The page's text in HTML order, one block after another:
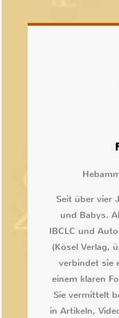
Seit über vier
und Babys.
IBCLC und
(Kösel Verlag,
verbindet sie
einem klaren
Sie vermittelt
in Artikeln,